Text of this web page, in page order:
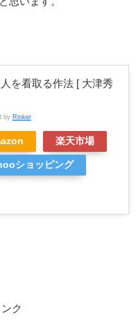
を看取る作法 [ 大津秀
by Rinker
楽天市場
ショッピング
ク